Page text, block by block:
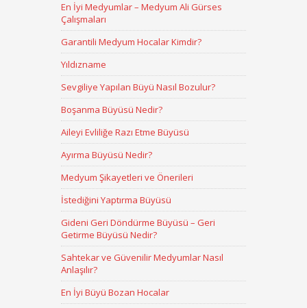
En İyi Medyumlar – Medyum Ali Gürses
Çalışmaları
Garantili Medyum Hocalar Kimdir?
Yıldızname
Sevgiliye Yapılan Büyü Nasıl Bozulur?
Boşanma Büyüsü Nedir?
Aileyi Evliliğe Razı Etme Büyüsü
Ayırma Büyüsü Nedir?
Medyum Şikayetleri ve Önerileri
İstediğini Yaptırma Büyüsü
Gideni Geri Döndürme Büyüsü – Geri
Getirme Büyüsü Nedir?
Sahtekar ve Güvenilir Medyumlar Nasıl
Anlaşılır?
En İyi Büyü Bozan Hocalar